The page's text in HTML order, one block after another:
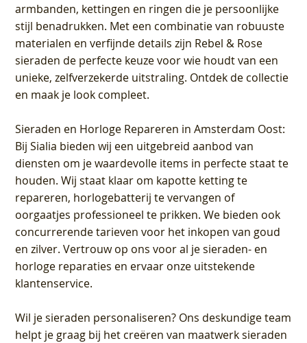
armbanden, kettingen en ringen die je persoonlijke
stijl benadrukken. Met een combinatie van robuuste
materialen en verfijnde details zijn Rebel & Rose
sieraden de perfecte keuze voor wie houdt van een
unieke, zelfverzekerde uitstraling. Ontdek de collectie
en maak je look compleet.
Sieraden en Horloge Repareren in Amsterdam Oost:
Bij Sialia bieden wij een uitgebreid aanbod van
diensten om je waardevolle items in perfecte staat te
houden. Wij staat klaar om kapotte ketting te
repareren, horlogebatterij te vervangen of
oorgaatjes professioneel te prikken. We bieden ook
concurrerende tarieven voor het inkopen van goud
en zilver. Vertrouw op ons voor al je sieraden- en
horloge reparaties en ervaar onze uitstekende
klantenservice.
Wil je sieraden personaliseren? Ons deskundige team
helpt je graag bij het creëren van maatwerk sieraden